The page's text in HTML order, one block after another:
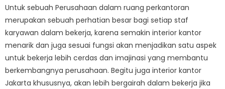
Untuk sebuah Perusahaan dalam ruang perkantoran
merupakan sebuah perhatian besar bagi setiap staf
karyawan dalam bekerja, karena semakin interior kantor
menarik dan juga sesuai fungsi akan menjadikan satu aspek
untuk bekerja lebih cerdas dan imajinasi yang membantu
berkembangnya perusahaan. Begitu juga interior kantor
Jakarta khususnya, akan lebih bergairah dalam bekerja jika